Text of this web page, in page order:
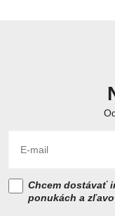
Chcem dostávať
ponukách a